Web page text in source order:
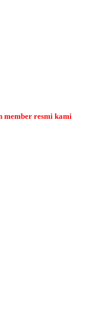
member resmi kami